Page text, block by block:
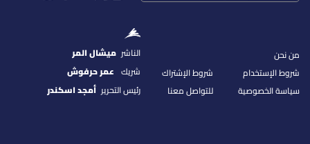
من نحن
شروط الإستخدام
سياسة الخصوصية
شروط الإشتراك
للتواصل معنا
الناشر ميشال المر
شريك عمر حرفوش
رئيس التحرير أمجد اسكندر